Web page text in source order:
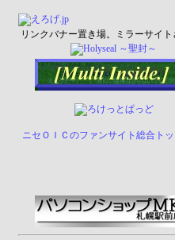
リンクバナー置き場。ミラーサイ
ニセＯＩＣのファンサイト総合トッ